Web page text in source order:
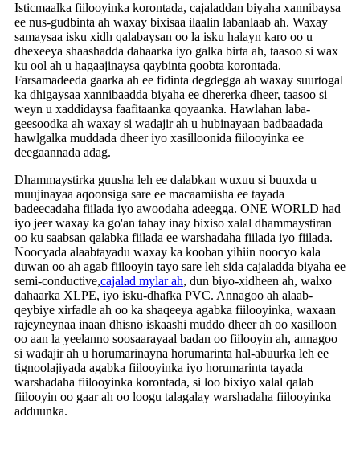
Isticmaalka fiilooyinka korontada, cajaladdan biyaha xannibaysa
ee nus-gudbinta ah waxay bixisaa ilaalin labanlaab ah. Waxay
samaysaa isku xidh qalabaysan oo la isku halayn karo oo u
dhexeeya shaashadda dahaarka iyo galka birta ah, taasoo si wax
ku ool ah u hagaajinaysa qaybinta goobta korontada.
Farsamadeeda gaarka ah ee fidinta degdegga ah waxay suurtogal
ka dhigaysaa xannibaadda biyaha ee dhererka dheer, taasoo si
weyn u xaddidaysa faafitaanka qoyaanka. Hawlahan laba-
geesoodka ah waxay si wadajir ah u hubinayaan badbaadada
hawlgalka muddada dheer iyo xasilloonida fiilooyinka ee
deegaannada adag.
Dhammaystirka guusha leh ee dalabkan wuxuu si buuxda u
muujinayaa aqoonsiga sare ee macaamiisha ee tayada
badeecadaha fiilada iyo awoodaha adeegga. ONE WORLD had
iyo jeer waxay ka go'an tahay inay bixiso xalal dhammaystiran
oo ku saabsan qalabka fiilada ee warshadaha fiilada iyo fiilada.
Noocyada alaabtayadu waxay ka kooban yihiin noocyo kala
duwan oo ah agab fiilooyin tayo sare leh sida cajaladda biyaha ee
semi-conductive,cajalad mylar ah, dun biyo-xidheen ah, walxo
dahaarka XLPE, iyo isku-dhafka PVC. Annagoo ah alaab-
qeybiye xirfadle ah oo ka shaqeeya agabka fiilooyinka, waxaan
rajeyneynaa inaan dhisno iskaashi muddo dheer ah oo xasilloon
oo aan la yeelanno soosaarayaal badan oo fiilooyin ah, annagoo
si wadajir ah u horumarinayna horumarinta hal-abuurka leh ee
tignoolajiyada agabka fiilooyinka iyo horumarinta tayada
warshadaha fiilooyinka korontada, si loo bixiyo xalal qalab
fiilooyin oo gaar ah oo loogu talagalay warshadaha fiilooyinka
adduunka.